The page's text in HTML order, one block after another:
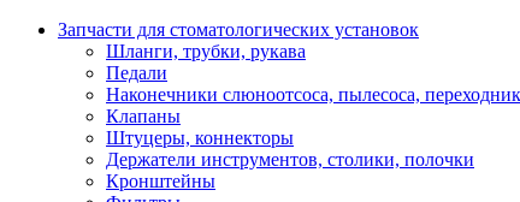
Запчасти для стоматологических установок
Шланги, трубки, рукава
Педали
Наконечники слюноотсоса, пылесоса,
Клапаны
Штуцеры, коннекторы
Держатели инструментов, столики, полочки
Кронштейны